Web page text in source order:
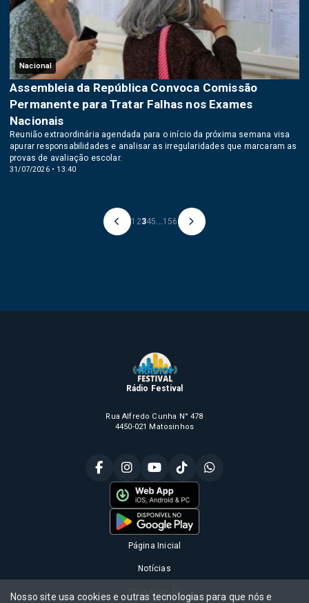
Nacional
31/07/2026 • 13:40
Assembleia da República Convoca Comissão
Permanente para Tratar Falhas nos Exames
Nacionais
Reunião extraordinária agendada para o início da próxima semana visa
apurar responsabilidades e analisar as irregularidades que marcaram as
provas de avaliação escolar.
1 2345 156
Rádio Festival
Rua Alfredo Cunha N° 478
4450-021 Matosinhos
Página Inicial
Notícias
Programação
Nosso site usa cookies e outras tecnologias para que nós e